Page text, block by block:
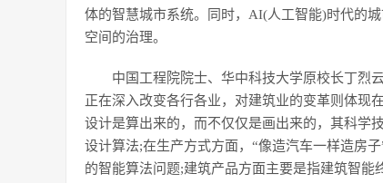
体的智慧城市系统。同时，AI(人工智能)时代的
空间的治理。
中国工程院院士、华中科技大学原校长丁烈
正在深入改变各行各业，对建筑业的变革则体现
设计是算出来的，而不仅仅是画出来的，其科学
设计算法;在生产方式方面，“像造汽车一样造房
的智能算法问题;建筑产品方面主要是指建筑智